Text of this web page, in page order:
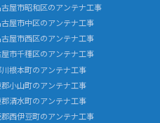
屋市昭和区のアンテナ工事
屋市中区のアンテナ工事
屋市西区のアンテナ工事
市千種区のアンテナ工事
根本町のアンテナ工事
郡小山町のアンテナ工事
郡清水町のアンテナ工事
西伊豆町のアンテナ工事